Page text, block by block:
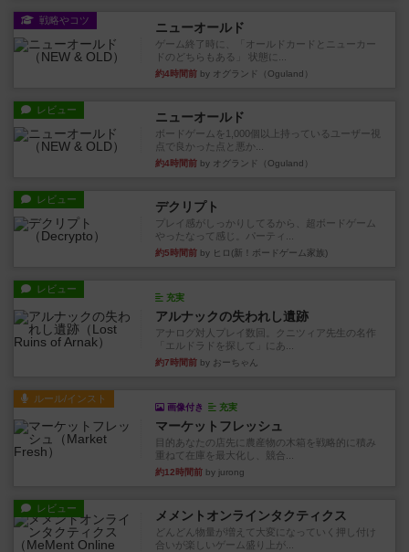
戦略やコツ ニューオールド
ゲーム終了時に、「オールドカードとニューカー
ドのどちらもある」 状態に...
約4時間前 by オグランド（Oguland）
レビュー ニューオールド
ボードゲームを1,000個以上持っているユーザー視
点で良かった点と悪か...
約4時間前 by オグランド（Oguland）
レビュー デクリプト
プレイ感がしっかりしてるから、超ボードゲーム
やったなって感じ。パーティ...
約5時間前 by ヒロ(新！ボードゲーム家族)
レビュー
充実
アルナックの失われし遺跡
アナログ対人プレイ数回。クニツィア先生の名作
「エルドラドを探して」にあ...
約7時間前 by おーちゃん
ルール/インスト
画像付き 充実
マーケットフレッシュ
目的あなたの店先に農産物の木箱を戦略的に積み
重ねて在庫を最大化し、競合...
約12時間前 by jurong
レビュー メメントオンラインタクティクス
どんどん物量が増えて大変になっていく押し付け
合いが楽しいゲーム盛り上が...